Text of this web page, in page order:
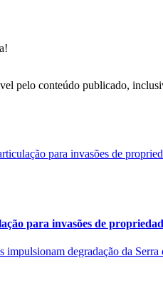
pelo conteúdo publicado,
para invasões de